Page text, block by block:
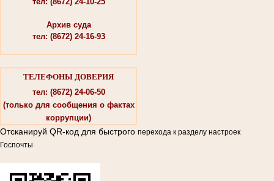
Архив суда
тел: (8672) 24-16-93
ТЕЛЕФОНЫ ДОВЕРИЯ
тел: (8672) 24-06-50
(только для сообщения о фактах
коррупции)
Отсканируй QR-код для быстрого перехода к разделу настроек
Госпочты